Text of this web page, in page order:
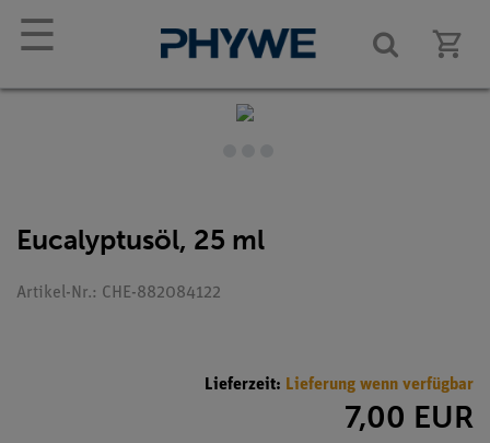
☰
Eucalyptusöl, 25 ml
Artikel-Nr.: CHE-882084122
Lieferzeit: Lieferung wenn verfügbar
7,00 EUR